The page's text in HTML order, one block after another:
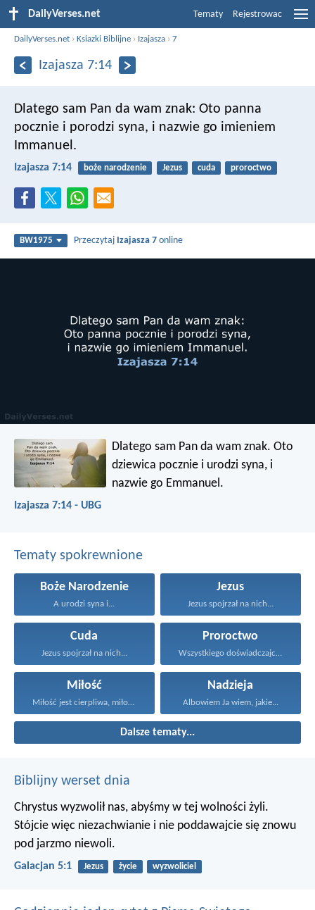
DailyVerses.net Tematy Rejestrowac
DailyVerses.net ›Ksiazki Biblijne › Izajasza ›7
Izajasza 7:14
Dlatego sam Pan da wam znak: Oto panna
pocznie i porodzi syna, i nazwie go imieniem
Immanuel.
Izajasza 7:14 boże narodzenie Jezus cuda proroctwo
BW1975 Przeczytaj Izajasza 7 online
Dlatego sam Pan da wam znak. Oto
dziewica pocznie i urodzi syna, i
nazwie go Emmanuel.
Izajasza 7:14 - UBG
Tematy spokrewnione
Boże Narodzenie
A urodzi syna i...
Jezus
Jezus spojrzał na nich...
Cuda
Jezus spojrzał na nich...
Proroctwo
Wszystkiego doświadczajcie, co dobre...
Miłość
Miłość jest cierpliwa, miłość...
Nadzieja
Albowiem Ja wiem, jakie...
Dalsze tematy...
Biblijny werset dnia
Chrystus wyzwolił nas, abyśmy w tej wolności żyli.
Stójcie więc niezachwianie i nie poddawajcie się znowu
pod jarzmo niewoli.
Galacjan 5:1 Jezus życie wyzwoliciel